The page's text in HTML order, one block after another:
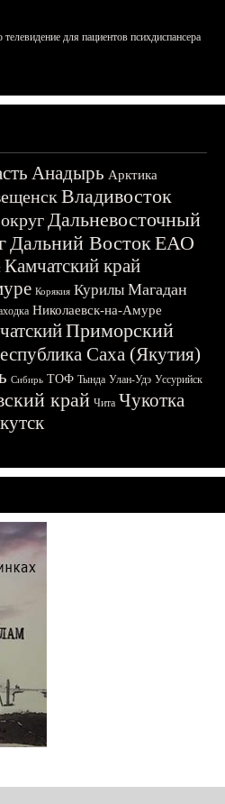
для пациентов психдиспансера
Анадырь Арктика
Владивосток
Дальневосточный
Дальний ВостокЕАО
Камчатский край
Корякия Курилы Магадан
Николаевск-на-Амуре
Приморский
Саха (Якутия)
Сибирь ТОФ Тында Улан-Удэ Уссурийск
край Чита Чукотка